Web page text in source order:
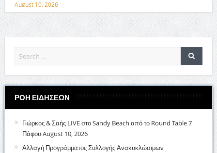
August 10, 2026
ΡΟΗ ΕΙΔΗΣΕΩΝ
Γιώρκος & Σαής LIVE στο Sandy Beach από το Round Table 7
ΠάφουAugust 10, 2026
Αλλαγή Προγράμματος Συλλογής Ανακυκλώσιμων